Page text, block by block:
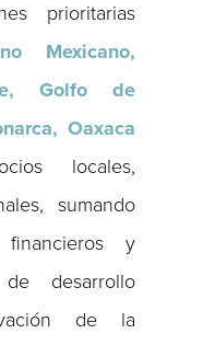
prioritarias
Mexicano,
Golfo de
Oaxaca
locales,
sumando
y
desarrollo
de la